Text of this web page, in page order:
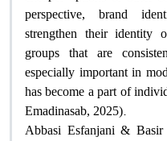
perspective, brand
strengthen their identity
groups that are
especially important in
has become a part of
Emadinasab, 2025).
Abbasi Esfanjani &